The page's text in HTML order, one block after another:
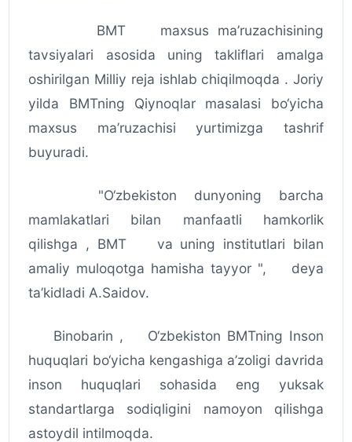
BMT maxsus ma’ruzachisining
tavsiyalari asosida uning takliflari amalga
oshirilgan Milliy reja ishlab chiqilmoqda . Joriy
yilda BMTning Qiynoqlar masalasi bo‘yicha
maxsus ma’ruzachisi yurtimizga tashrif
buyuradi.
"O‘zbekiston dunyoning barcha
mamlakatlari bilan manfaatli hamkorlik
qilishga , BMT va uning institutlari bilan
amaliy muloqotga hamisha tayyor ", deya
ta’kidladi A.Saidov.
Binobarin , O‘zbekiston BMTning Inson
huquqlari bo‘yicha kengashiga a’zoligi davrida
inson huquqlari sohasida eng yuksak
standartlarga sodiqligini namoyon qilishga
astoydil intilmoqda.